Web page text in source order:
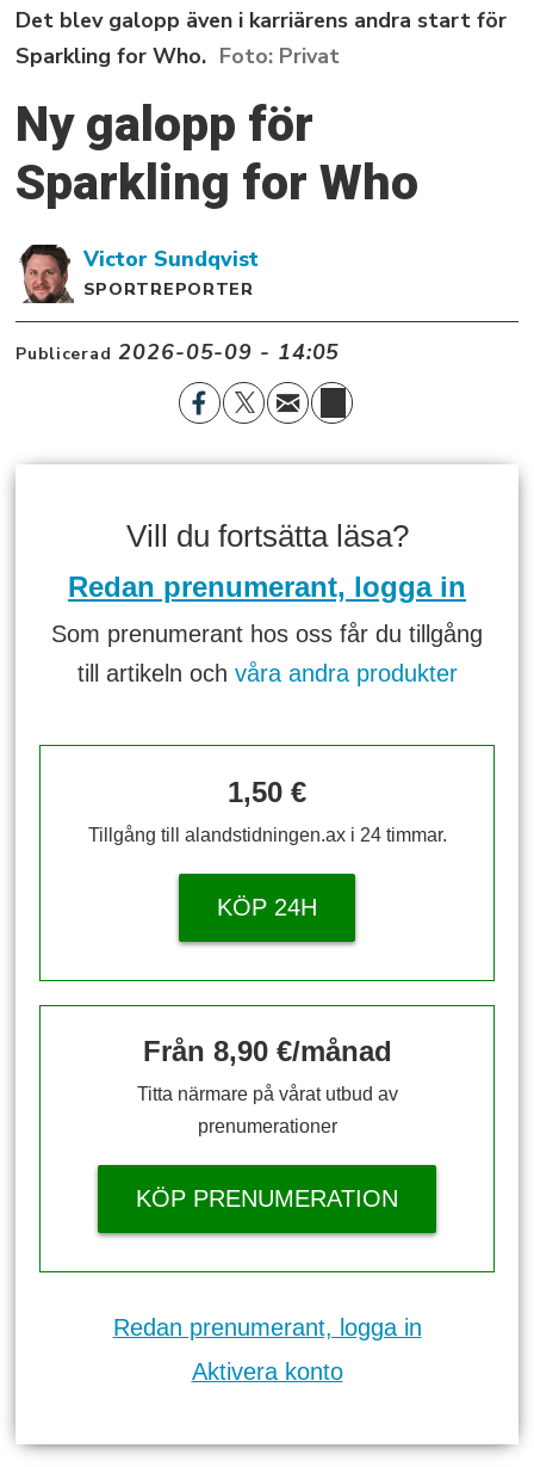
Det blev galopp även i karriärens andra start för
Sparkling for Who.
Privat
Ny galopp för
Sparkling for Who
Victor Sundqvist
SPORTREPORTER
Publicerad 2026-05-09 - 14:05
Vill du fortsätta läsa?
Redan prenumerant, logga in
Som prenumerant hos oss får du tillgång
till artikeln och våra andra produkter
1,50 €
Tillgång till alandstidningen.ax i 24 timmar.
KÖP 24H
Från 8,90 €/månad
Titta närmare på vårat utbud av
prenumerationer
KÖP PRENUMERATION
Redan prenumerant, logga in
Aktivera konto